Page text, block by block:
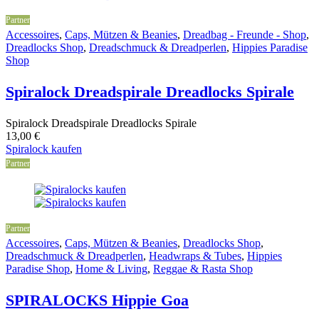
Partner
Accessoires, Caps, Mützen & Beanies, Dreadbag - Freunde - Shop,
Dreadlocks Shop, Dreadschmuck & Dreadperlen, Hippies Paradise
Shop
Spiralock Dreadspirale Dreadlocks Spirale
Spiralock Dreadspirale Dreadlocks Spirale
13,00 €
Spiralock kaufen
Partner
Partner
Accessoires, Caps, Mützen & Beanies, Dreadlocks Shop,
Dreadschmuck & Dreadperlen, Headwraps & Tubes, Hippies
Paradise Shop, Home & Living, Reggae & Rasta Shop
SPIRALOCKS Hippie Goa